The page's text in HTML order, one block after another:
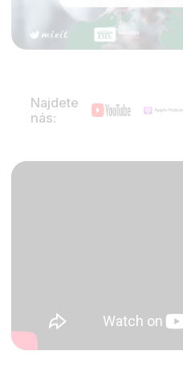
Najdete
nás: